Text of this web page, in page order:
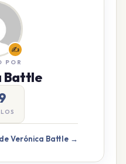
✍️
POR
Battle
Verónica Battle →